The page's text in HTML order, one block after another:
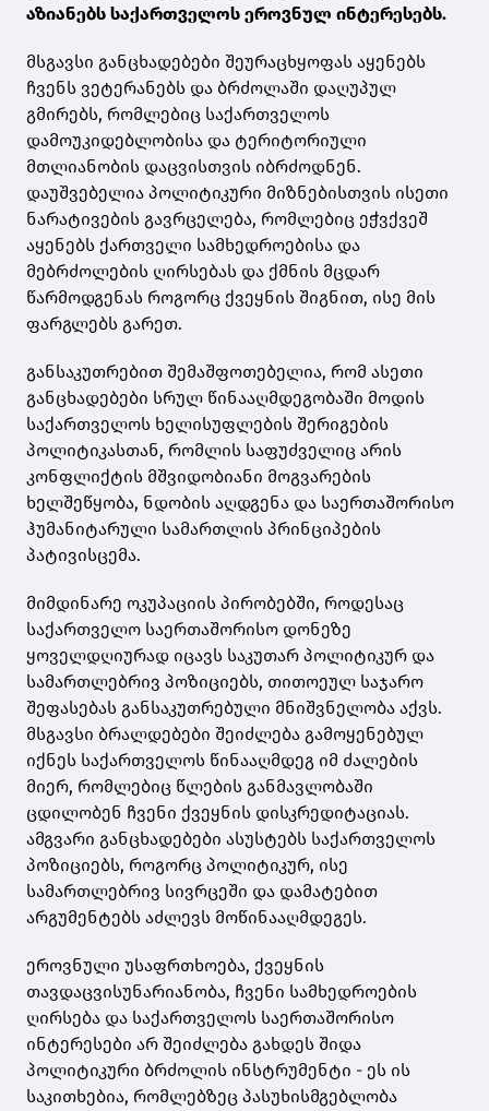
აზიანებს საქართველოს ეროვნულ ინტერესებს.
მსგავსი განცხადებები შეურაცხყოფას აყენებს
ჩვენს ვეტერანებს და ბრძოლაში დაღუპულ
გმირებს, რომლებიც საქართველოს
დამოუკიდებლობისა და ტერიტორიული
მთლიანობის დაცვისთვის იბრძოდნენ.
დაუშვებელია პოლიტიკური მიზნებისთვის ისეთი
ნარატივების გავრცელება, რომლებიც ეჭვქვეშ
აყენებს ქართველი სამხედროებისა და
მებრძოლების ღირსებას და ქმნის მცდარ
წარმოდგენას როგორც ქვეყნის შიგნით, ისე მის
ფარგლებს გარეთ.
განსაკუთრებით შემაშფოთებელია, რომ ასეთი
განცხადებები სრულ წინააღმდეგობაში მოდის
საქართველოს ხელისუფლების შერიგების
პოლიტიკასთან, რომლის საფუძველიც არის
კონფლიქტის მშვიდობიანი მოგვარების
ხელშეწყობა, ნდობის აღდგენა და საერთაშორისო
ჰუმანიტარული სამართლის პრინციპების
პატივისცემა.
მიმდინარე ოკუპაციის პირობებში, როდესაც
საქართველო საერთაშორისო დონეზე
ყოველდღიურად იცავს საკუთარ პოლიტიკურ და
სამართლებრივ პოზიციებს, თითოეულ საჯარო
შეფასებას განსაკუთრებული მნიშვნელობა აქვს.
მსგავსი ბრალდებები შეიძლება გამოყენებულ
იქნეს საქართველოს წინააღმდეგ იმ ძალების
მიერ, რომლებიც წლების განმავლობაში
ცდილობენ ჩვენი ქვეყნის დისკრედიტაციას.
ამგვარი განცხადებები ასუსტებს საქართველოს
პოზიციებს, როგორც პოლიტიკურ, ისე
სამართლებრივ სივრცეში და დამატებით
არგუმენტებს აძლევს მოწინააღმდეგეს.
ეროვნული უსაფრთხოება, ქვეყნის
თავდაცვისუნარიანობა, ჩვენი სამხედროების
ღირსება და საქართველოს საერთაშორისო
ინტერესები არ შეიძლება გახდეს შიდა
პოლიტიკური ბრძოლის ინსტრუმენტი - ეს ის
საკითხებია, რომლებზეც პასუხისმგებლობა